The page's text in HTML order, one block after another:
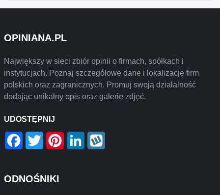
OPINIANA.PL
Największy w sieci zbiór opinii o firmach, spółkach i
instytucjach. Poznaj szczegółowe dane i lokalizację firm
polskich oraz zagranicznych. Promuj swoją działalność
dodając unikalny opis oraz galerię zdjęć.
UDOSTĘPNIJ
Facebook
Twitter PinterestLinkedIn
ODNOŚNIKI